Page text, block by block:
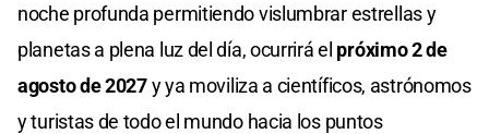
noche profunda permitiendo vislumbrar estrellas y
planetas a plena luz del día, ocurrirá el próximo 2 de
agosto de 2027y ya moviliza a científicos, astrónomos
y turistas de todo el mundo hacia los puntos